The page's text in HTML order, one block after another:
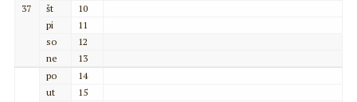
37
št
10
pi
11
so
12
ne
13
po
14
ut
15